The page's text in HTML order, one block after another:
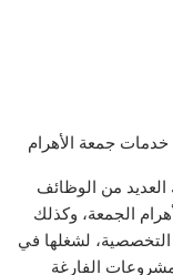
خدمات جمعة الأهرام
العديد من الوظائف
الجمعة، وكذلك
لشغلها في
الفارغة